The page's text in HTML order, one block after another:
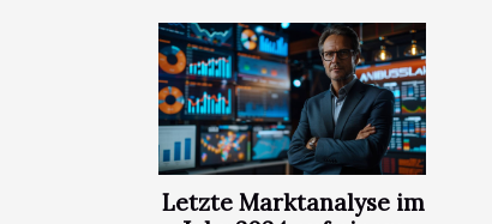
Letzte Marktanalyse im